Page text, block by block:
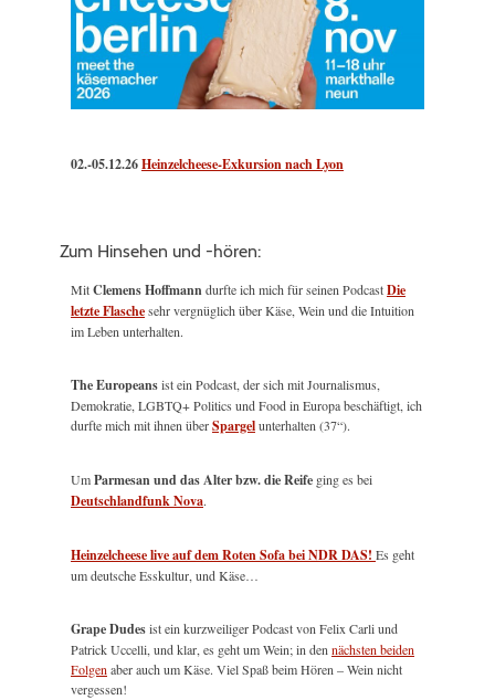
02.-05.12.26Heinzelcheese-Exkursion nach Lyon
Zum Hinsehen und -hören:
MitClemens Hoffmanndurfte ich mich für seinen PodcastDie
letzte Flaschesehr vergnüglich über Käse, Wein und die Intuition
im Leben unterhalten.
The Europeansist ein Podcast, der sich mit Journalismus,
Demokratie, LGBTQ+ Politics und Food in Europa beschäftigt, ich
durfte mich mit ihnen überSpargelunterhalten (37“).
UmParmesan und das Alter bzw. die Reife ging es bei
Deutschlandfunk Nova.
Heinzelcheese live auf dem Roten Sofa bei NDR DAS! Es geht
um deutsche Esskultur, und Käse…
Grape Dudesist ein kurzweiliger Podcast von Felix Carli und
Patrick Uccelli, und klar, es geht um Wein; in den nächsten beiden
Folgen aber auch um Käse. Viel Spaß beim Hören – Wein nicht
vergessen!